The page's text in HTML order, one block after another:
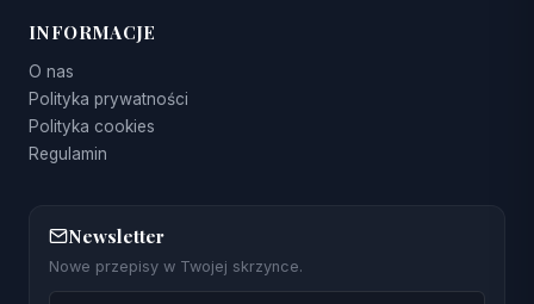
INFORMACJE
O nas
Polityka prywatności
Polityka cookies
Regulamin
Newsletter
Nowe przepisy w Twojej skrzynce.